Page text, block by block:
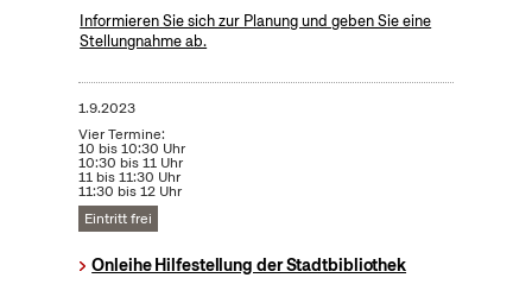
Informieren Sie sich zur Planung und geben Sie eine
Stellungnahme ab.
1.9.2023
Vier Termine:
10 bis 10:30 Uhr
10:30 bis 11 Uhr
11 bis 11:30 Uhr
11:30 bis 12 Uhr
Eintritt frei
Onleihe Hilfestellung der Stadtbibliothek